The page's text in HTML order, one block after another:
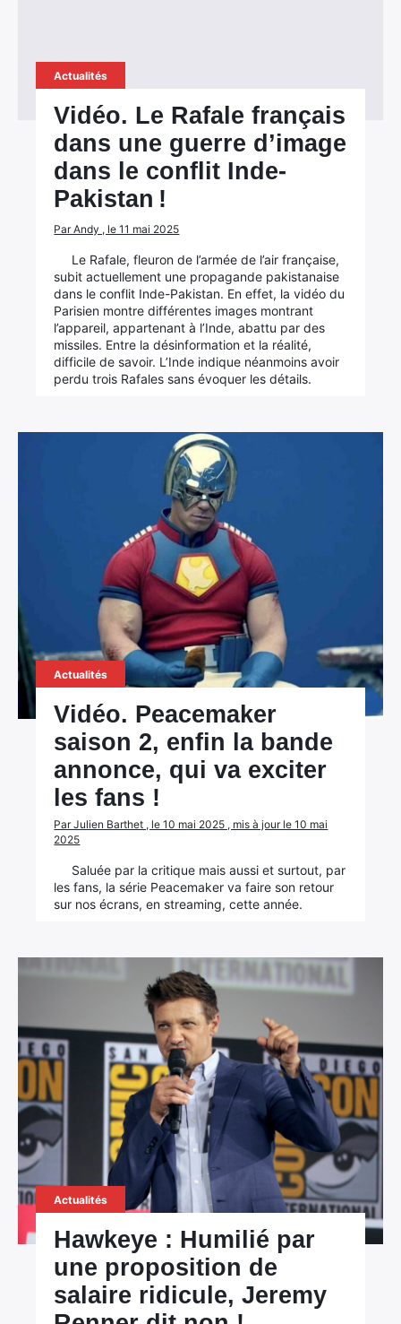
Actualités
Vidéo. Le Rafale français
dans une guerre d’image
dans le conflit Inde-
Pakistan !
Par Andy , le 11 mai 2025
Le Rafale, fleuron de l’armée de l’air française,
subit actuellement une propagande pakistanaise
dans le conflit Inde-Pakistan. En effet, la vidéo du
Parisien montre différentes images montrant
l’appareil, appartenant à l’Inde, abattu par des
missiles. Entre la désinformation et la réalité,
difficile de savoir. L’Inde indique néanmoins avoir
perdu trois Rafales sans évoquer les détails.
Actualités
Vidéo. Peacemaker
saison 2, enfin la bande
annonce, qui va exciter
les fans !
Par Julien Barthet , le 10 mai 2025 , mis à jour le 10 mai
2025
Saluée par la critique mais aussi et surtout, par
les fans, la série Peacemaker va faire son retour
sur nos écrans, en streaming, cette année.
Actualités
Hawkeye : Humilié par
une proposition de
salaire ridicule, Jeremy